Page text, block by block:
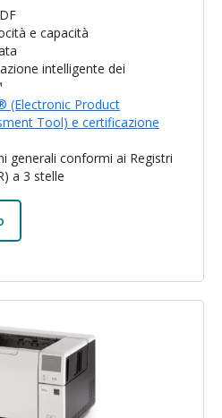
e capacità
intelligente dei
(Electronic Product
Tool) e certificazione
generali conformi ai Registri
a 3 stelle